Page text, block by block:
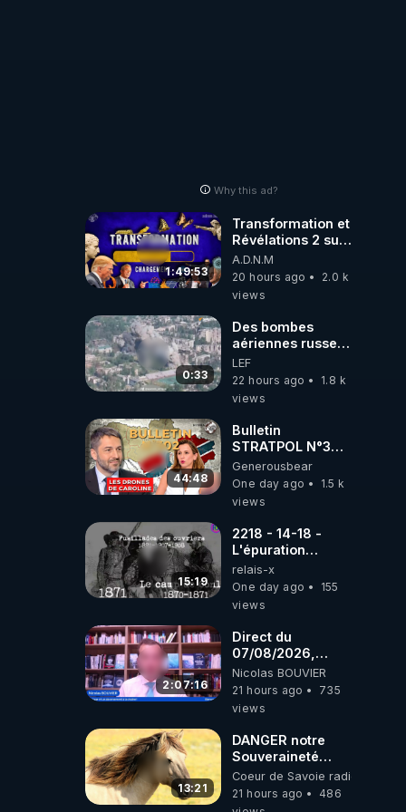
Why this ad?
1:49:53
Transformation et
Révélations 2 sur
2 - live du
07/08/26
A.D.N.M
20 hours ago
2.0 k
views
0:33
Des bombes
aériennes russes
anéantissent les
centres de
contrôle de
brigades
ukrainienne
LEF
22 hours ago
1.8 k
views
44:48
Bulletin
STRATPOL N°302.
Armée des
drones, MS-21 en
série, missiles
07.08.2026.
Generousbear
One day ago
1.5 k
views
15:19
2218 - 14-18 -
L'épuration
républicaine
organisée par les
frères de la
relais-x
One day ago
155
views
2:07:16
Direct du
07/08/2026,
présenté par
Nicolas BOUVIER
Nicolas BOUVIER
21 hours ago
735
views
13:21
DANGER notre
Souveraineté
Alimentaire est
attaqué...
Coeur de Savoie radioweb TV
21 hours ago
486